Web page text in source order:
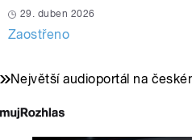
29. duben 2026
Zaostřeno
Největší audioportál na